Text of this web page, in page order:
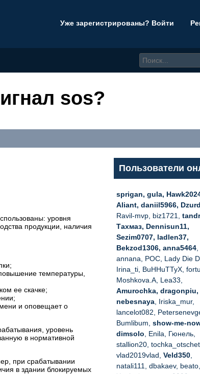
Уже зарегистрированы? Войти
sos?
уровня
продукции, наличия
температуры,
ее скачке;
и оповещает о
уровень
в нормативной
при срабатывании
в здании блокируемых
Пользователи
sprigan, gula,
Aliant, daniil5966,
Ravil-mvp, biz1721,
Тахмаз, Dennisun11,
Sezim0707, ladlen37,
Bekzod1306, anna5464
annana, РОС, Lady Die
Irina_ti, BuHHuTTyX,
Moshkova.A, Lea33,
Amurochka, dragonpiu,
nebesnaya , Iriska_mur,
lancelot082,
Bumlibum, show-me-
dimsolo , Enila, Гюнель,
stallion20,
vlad2019vlad, Veld350
natali111, dbakaev, beato,